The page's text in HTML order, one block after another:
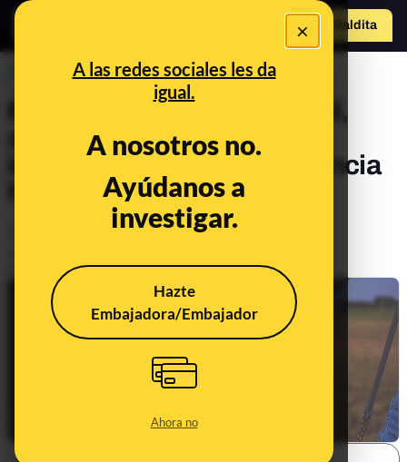
×
A las redes sociales les da
igual.
A nosotros no.
Ayúdanos a
investigar.
Hazte
Embajadora/Embajador
Ahora no
Hazte Maldito
PREBUNKING
En el Día de la Bisexualidad,
algunos mitos sobre esta
identidad sexual que la ciencia
ha desmentido
Actualizado elSep 23, 2022, 7:51:00 AM